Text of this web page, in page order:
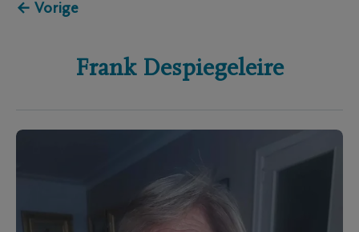
← Vorige
Frank Despiegeleire